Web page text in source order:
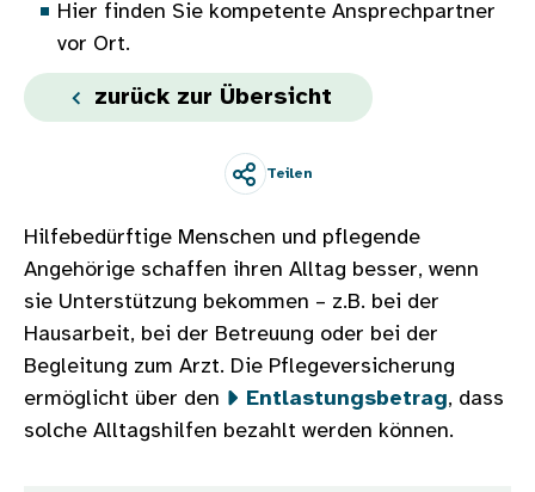
Hier finden Sie kompetente Ansprechpartner
vor Ort.
zurück zur Übersicht
Teilen
Hilfebedürftige Menschen und pflegende
Angehörige schaffen ihren Alltag besser, wenn
sie Unterstützung bekommen – z.B. bei der
Hausarbeit, bei der Betreuung oder bei der
Begleitung zum Arzt. Die Pflegeversicherung
ermöglicht über den
Entlastungsbetrag, dass
solche Alltagshilfen bezahlt werden können.